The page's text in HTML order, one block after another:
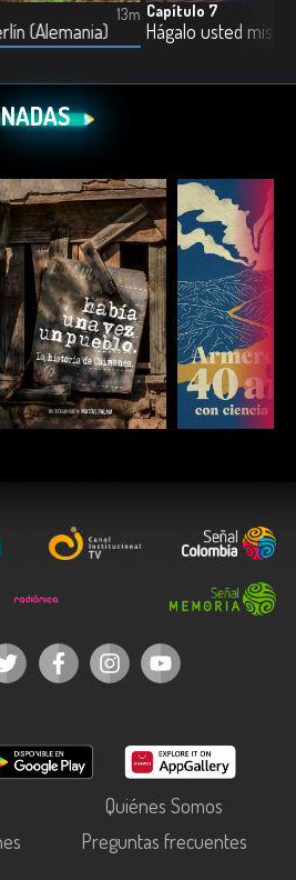
(Alemania)
13m Capítulo 7
ESCUCHAR
Quiénes Somos
Preguntas frecuentes